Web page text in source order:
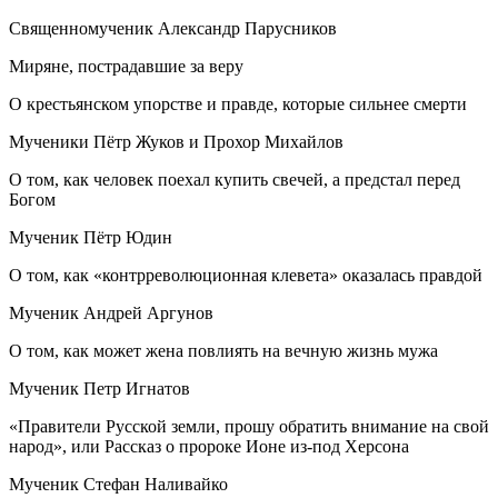
Священномученик Александр Парусников
Миряне, пострадавшие за веру
О крестьянском упорстве и правде, которые сильнее смерти
Мученики Пётр Жуков и Прохор Михайлов
О том, как человек поехал купить свечей, а предстал перед
Богом
Мученик Пётр Юдин
О том, как «контрреволюционная клевета» оказалась правдой
Мученик Андрей Аргунов
О том, как может жена повлиять на вечную жизнь мужа
Мученик Петр Игнатов
«Правители Русской земли, прошу обратить внимание на свой
народ», или Рассказ о пророке Ионе из-под Херсона
Мученик Стефан Наливайко